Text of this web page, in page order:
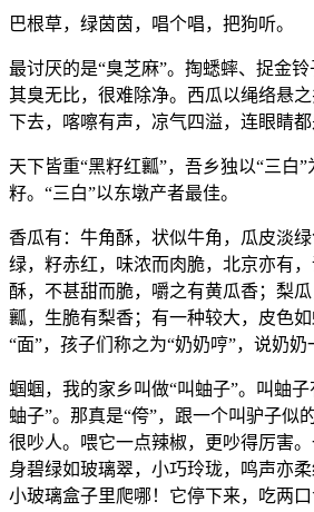
巴根草，绿茵茵，唱个唱，把狗听。
最讨厌的是“臭芝麻”。掏蟋蟀、捉金铃
其臭无比，很难除净。西瓜以绳络悬
下去，喀嚓有声，凉气四溢，连眼睛都
天下皆重“黑籽红瓤”，吾乡独以“三白
籽。“三白”以东墩产者最佳。
香瓜有：牛角酥，状似牛角，瓜皮淡
绿，籽赤红，味浓而肉脆，北京亦有
酥，不甚甜而脆，嚼之有黄瓜香；梨
瓤，生脆有梨香；有一种较大，皮色
“面”，孩子们称之为“奶奶哼”，说奶奶
蝈蝈，我的家乡叫做“叫蚰子”。叫蚰
蚰子”。那真是“侉”，跟一个叫驴子似
很吵人。喂它一点辣椒，更吵得厉害
身碧绿如玻璃翠，小巧玲珑，鸣声亦
小玻璃盒子里爬哪！它停下来，吃两